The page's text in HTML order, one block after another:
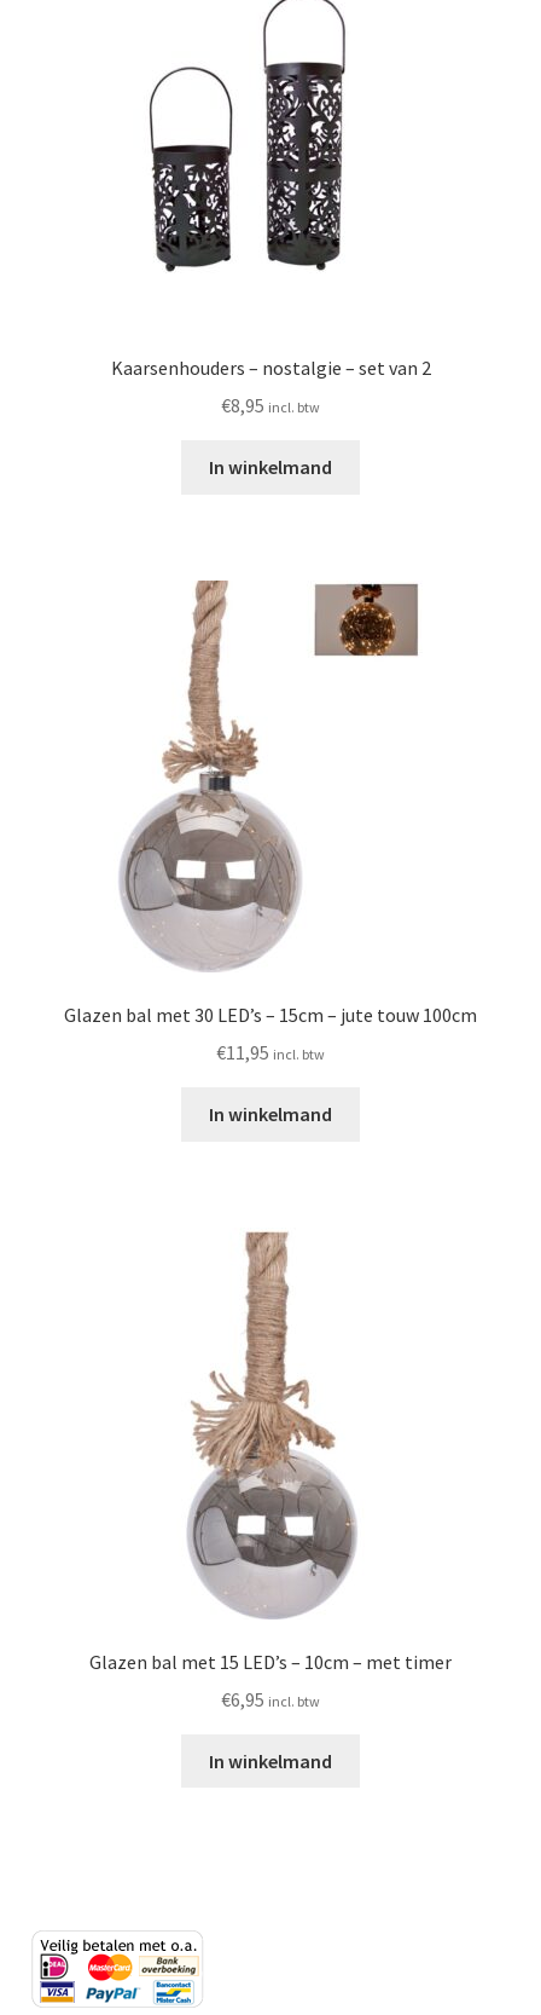
Kaarsenhouders – nostalgie – set van 2
€8,95 incl. btw
In winkelmand
Glazen bal met 30 LED’s – 15cm – jute touw 100cm
€11,95 incl. btw
In winkelmand
Glazen bal met 15 LED’s – 10cm – met timer
€6,95 incl. btw
In winkelmand